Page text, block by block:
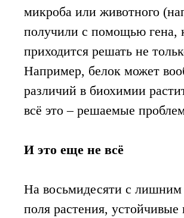
микроба или животного
получили с помощью гена,
приходится решать не
Например, белок может
различий в биохимии
всё это – решаемые
И это еще не всё
На восьмидесяти с лишним
поля растения,